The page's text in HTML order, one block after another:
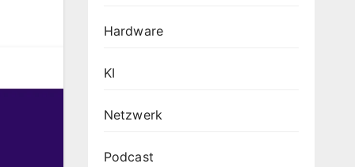
Hardware
KI
Netzwerk
Podcast